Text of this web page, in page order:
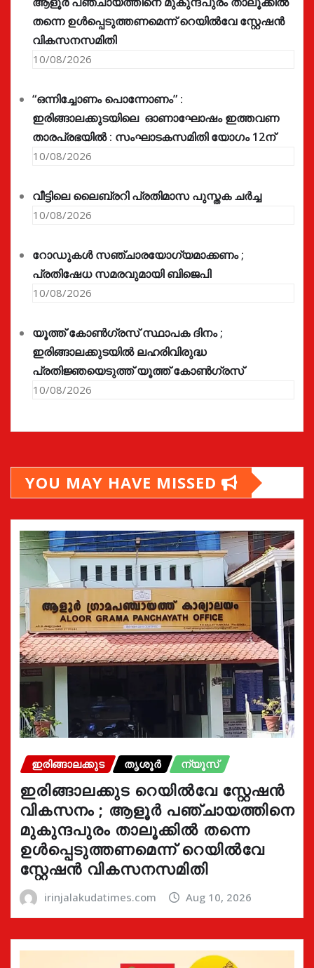
തന്നെ ഉൾപ്പെടുത്തണമെന്ന് റെയിൽവേ സ്റ്റേഷൻ
വികസനസമിതി
10/08/2026
“ഒന്നിച്ചോണം പൊന്നോണം” :
ഇരിങ്ങാലക്കുടയിലെ ഓണാഘോഷം ഇത്തവണ
താരപ്രഭയിൽ : സംഘാടകസമിതി യോഗം 12ന്
10/08/2026
വീട്ടിലെ ലൈബ്രറി പ്രതിമാസ പുസ്തക ചർച്ച
10/08/2026
റോഡുകൾ സഞ്ചാരയോഗ്യമാക്കണം ;
പ്രതിഷേധ സമരവുമായി ബിജെപി
10/08/2026
യൂത്ത് കോൺഗ്രസ്‌ സ്ഥാപക ദിനം ;
ഇരിങ്ങാലക്കുടയിൽ ലഹരിവിരുദ്ധ
പ്രതിജ്ഞയെടുത്ത് യൂത്ത് കോൺഗ്രസ്
10/08/2026
YOU MAY HAVE MISSED
ഇരിങ്ങാലക്കുട തൃശൂർ ന്യൂസ്
ഇരിങ്ങാലക്കുട റെയിൽവേ സ്റ്റേഷൻ
വികസനം ; ആളൂർ പഞ്ചായത്തിനെ
മുകുന്ദപുരം താലൂക്കിൽ തന്നെ
ഉൾപ്പെടുത്തണമെന്ന് റെയിൽവേ
സ്റ്റേഷൻ വികസനസമിതി
irinjalakudatimes.com Aug 10, 2026